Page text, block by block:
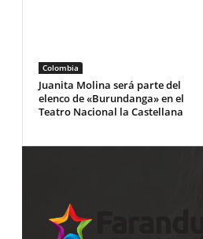
Colombia
Juanita Molina será parte del
elenco de «Burundanga» en el
Teatro Nacional la Castellana